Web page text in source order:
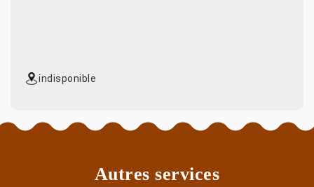
indisponible
Autres services